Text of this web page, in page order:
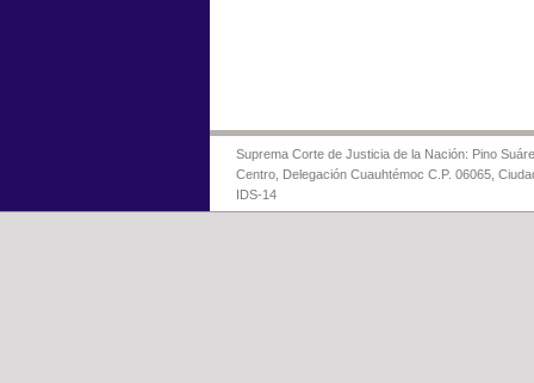
Suprema Corte de Justicia de la Nación: Pino
Centro, Delegación Cuauhtémoc C.P. 06065,
IDS-14